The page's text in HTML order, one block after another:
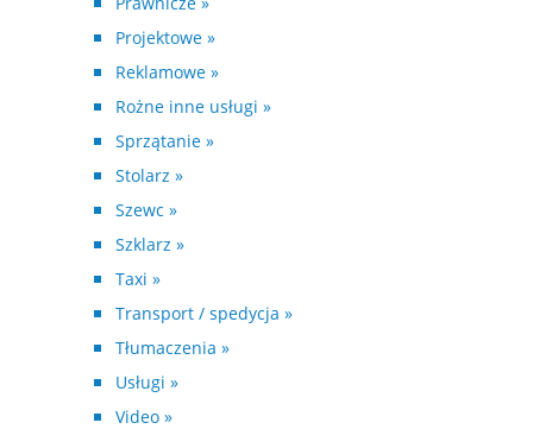
Projektowe »
Reklamowe »
Rożne inne usługi »
Sprzątanie »
Stolarz »
Szewc »
Szklarz »
Taxi »
Transport / spedycja »
Tłumaczenia »
Usługi »
Video »